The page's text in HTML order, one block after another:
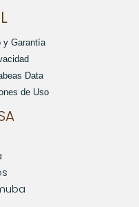
y Garantía
Data
de Uso